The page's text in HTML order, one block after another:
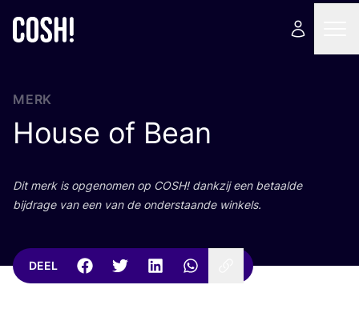
MERK
House of Bean
Dit merk is opge­no­men op COSH! dank­zij een betaal­de
bij­dra­ge van een van de onder­staan­de winkels.
DEEL